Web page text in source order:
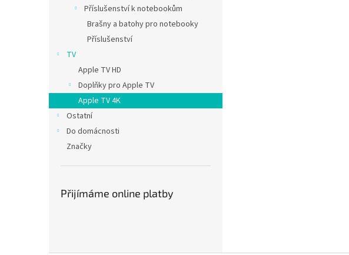
Příslušenství k notebookům
Brašny a batohy pro notebooky
Příslušenství
TV
Apple TV HD
Doplňky pro Apple TV
Apple TV 4K
Ostatní
Do domácnosti
Značky
Přijímáme online platby